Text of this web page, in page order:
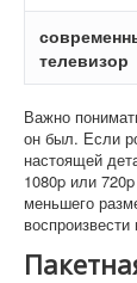
телевизор
Важно
он был. Если
настоящей
1080p или
меньшего